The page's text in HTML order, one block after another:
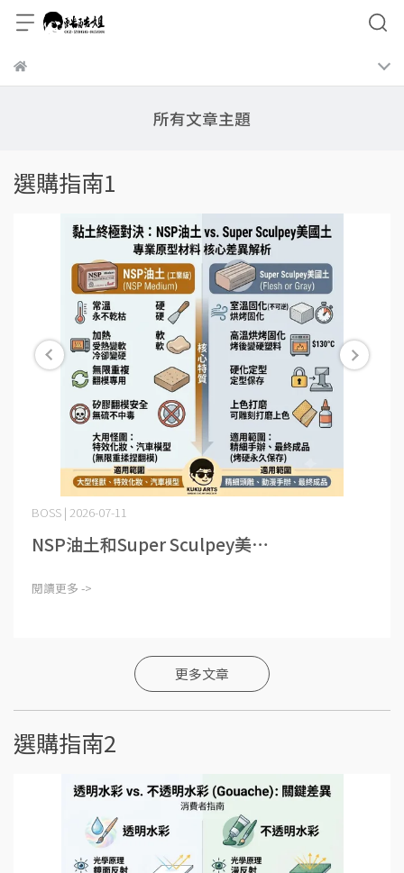
所有文章主題
選購指南1
BOSS | 2026-07-11
NSP油土和Super Sculpey美⋯
閱讀更多 ->
更多文章
選購指南2